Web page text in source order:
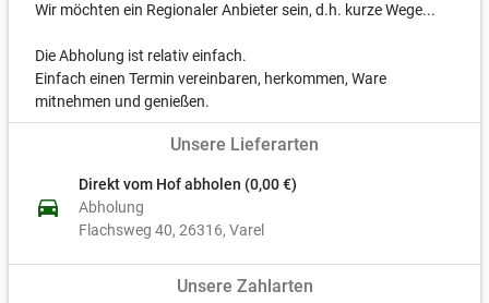
Qualität aufweist.
und Nährwert. Die wenig ausgeprägte Fettabdeckung, der
niedrige Cholesteringehalt des Fleisches und der bei
Grasfütterung hohe Anteile an Omega-3-Fettsäuren, machen
das Fleisch dieser Rinderrasse zu einem wichtigen Bestandteil
Wir möchten ein Regionaler Anbieter sein, d.h. kurze Wege...
Die Abholung ist relativ einfach.
Einfach einen Termin vereinbaren, herkommen, Ware
mitnehmen und genießen.
Unsere Lieferarten
directions_car
Direkt vom Hof abholen (0,00 €)
Abholung
Flachsweg 40 26316 Varel
Unsere Zahlarten